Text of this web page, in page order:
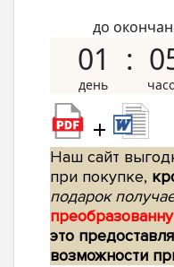
до
01
+
Наш сайт
при покупке,
подарок
это
возможности